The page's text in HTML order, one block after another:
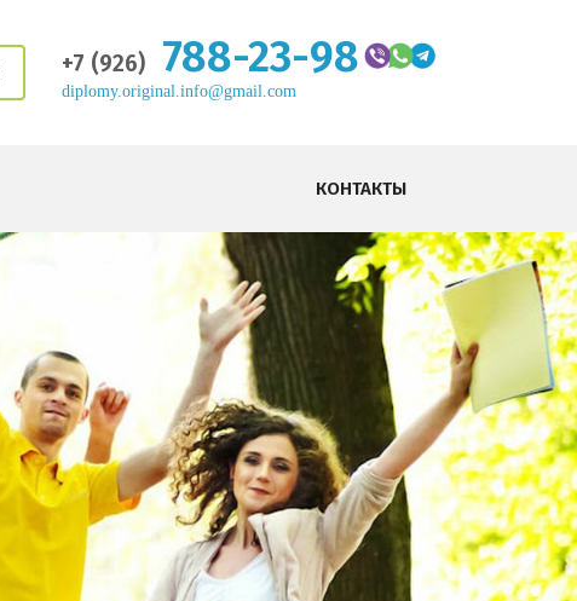
+7 (926) 788-23-98
diplomy.original.info@gmail.com
КОНТАКТЫ